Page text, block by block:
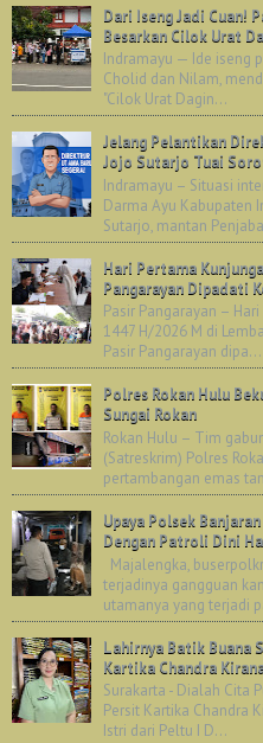
Dari Iseng Jadi Cuan!
Besarkan Cilok Urat
Indramayu — Ide iseng
Cholid dan Nilam,
"Cilok Urat Dagin...
Jelang Pelantikan
Jojo Sutarjo Tuai
Indramayu – Situasi
Darma Ayu Kabupaten
Sutarjo, mantan
Hari Pertama
Pangarayan Dipadati
Pasir Pangarayan –
1447 H/2026 M di
Pasir Pangarayan dipa...
Polres Rokan Hulu
Sungai Rokan
Rokan Hulu – Tim
(Satreskrim) Polres
pertambangan emas
Upaya Polsek
Dengan Patroli Dini
Majalengka,
terjadinya gangguan
utamanya yang terjadi
Lahirnya Batik Buana
Kartika Chandra
Surakarta - Dialah Cita
Persit Kartika Chandra
Istri dari Peltu I D...